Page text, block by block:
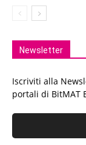
Newsletter
Iscriviti alla
portali di BitMAT